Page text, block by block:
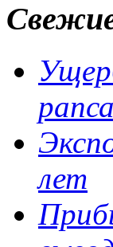
рапса
лет